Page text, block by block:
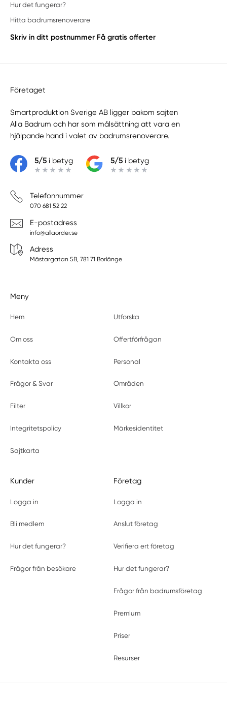
Hur det fungerar?
Hitta badrumsrenoverare
Skriv in ditt postnummer Få gratis offerter
Företaget
Smartproduktion Sverige AB ligger bakom sajten
Alla Badrum och har som målsättning att vara en
hjälpande hand i valet av badrumsrenoverare.
5/5i betyg 5/5i betyg
Telefonnummer
070 681 52 22
E-postadress
info@allaorder.se
Adress
Mästargatan 5B, 781 71 Borlänge
Meny
Hem Utforska
Om oss Offertförfrågan
Kontakta oss Personal
Frågor & Svar Områden
Filter Villkor
Integritetspolicy Märkesidentitet
Sajtkarta
Kunder
Logga in
Bli medlem
Hur det fungerar?
Frågor från besökare
Företag
Logga in
Anslut företag
Verifiera ert företag
Hur det fungerar?
Frågor från badrumsföretag
Premium
Priser
Resurser